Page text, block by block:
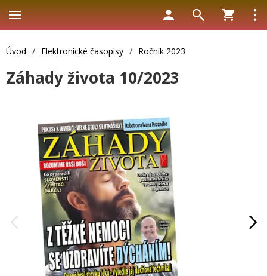
Úvod / Elektronické časopisy / Ročník 2023
Záhady života 10/2023